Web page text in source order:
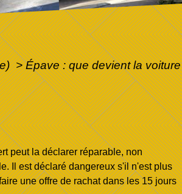
> Épave : que devient la voiture
peut la déclarer réparable, non
Il est déclaré dangereux s'il n'est plus
une offre de rachat dans les 15 jours